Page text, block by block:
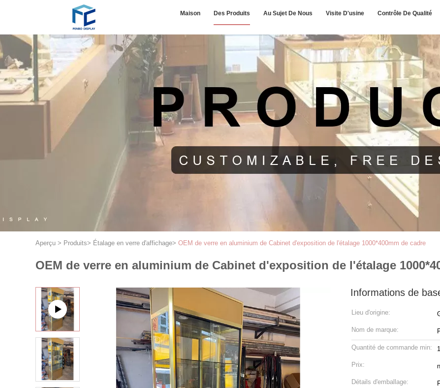
Maison Des Produits Au Sujet De Nous Visite D'usine Contrôle De Qualité
Aperçu > Produits> Étalage en verre d'affichage> OEM de verre en aluminium de Cabinet d'exposition de l'étalage 1000*400mm de cadre
OEM de verre en aluminium de Cabinet d'exposition de l'étalage
Informations de
Lieu d'origine:
Nom de marque:
Quantité de commande min:
Prix:
Détails d'emballage: